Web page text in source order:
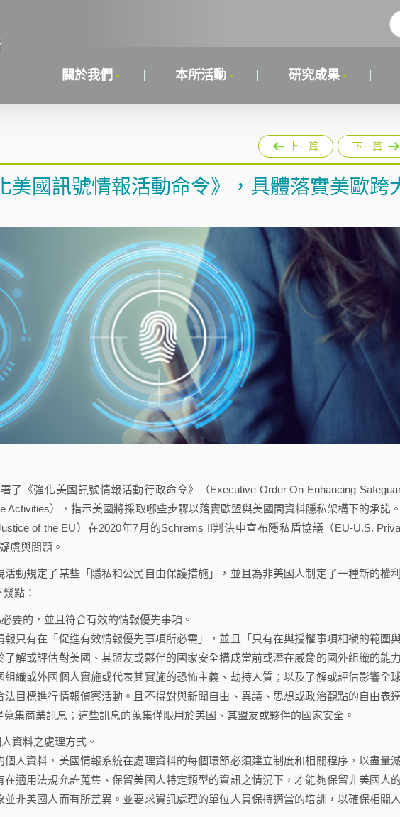
關於我們 本所活動 研究成果
上一篇 下一篇
美國訊號情報活動命令》，具體落實美歐跨
《強化美國訊號情報活動行政命令》（Executive Order On Enhancing
Activities），指示美國將採取哪些步驟以落實歐盟與美國間資料隱私架構下的承諾
of the EU）在2020年7月的Schrems II判決中宣布隱私盾協議（EU-U.S.
慮與問題。
規定了某些「隱私和公民自由保護措施」，並且為非美國人制定了一種新的權
點：
的，並且符合有效的情報優先事項。
有在「促進有效情報優先事項所必需」，並且「只有在與授權事項相襯的範圍
解或評估對美國、其盟友或夥伴的國家安全構成當前或潛在威脅的國外組織的能
織或外國個人實施或代表其實施的恐怖主義、劫持人質；以及了解或評估影響全
目標進行情報偵察活動。且不得對與新聞自由、異議、思想或政治觀點的自由表
集商業訊息；這些訊息的蒐集僅限用於美國、其盟友或夥伴的國家安全。
資料之處理方式。
資料，美國情報系統在處理資料的每個環節必須建立制度和相關程序，以盡量
適用法規允許蒐集、保留美國人特定類型的資訊之情況下，才能夠保留非美國人
非美國人而有所差異。並要求資訊處理的單位人員保持適當的培訓，以確保相關